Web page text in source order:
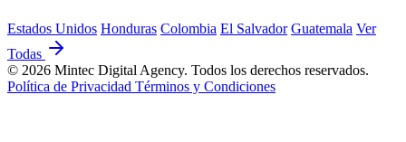
Estados Unidos Honduras Colombia El Salvador Guatemala Ver
Todas
© 2026 Mintec Digital Agency. Todos los derechos reservados.
Política de Privacidad Términos y Condiciones